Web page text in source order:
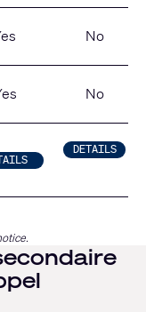
No
No
DETAILS